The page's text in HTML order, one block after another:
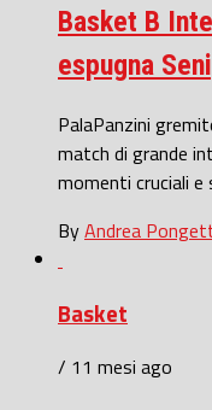
Basket B
espugna
PalaPanzini
match di grande
momenti cruciali
ByAndrea
Basket
/ 11 mesi ago